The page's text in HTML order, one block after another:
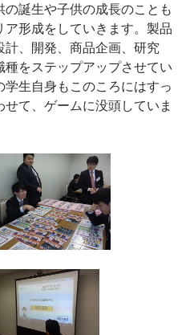
誕生や子供の成長のことも
形成をしていきます。製品
、開発、商品企画、研究
をステップアップさせてい
学生自身もこのころにはすっ
て、ゲームに没頭していま